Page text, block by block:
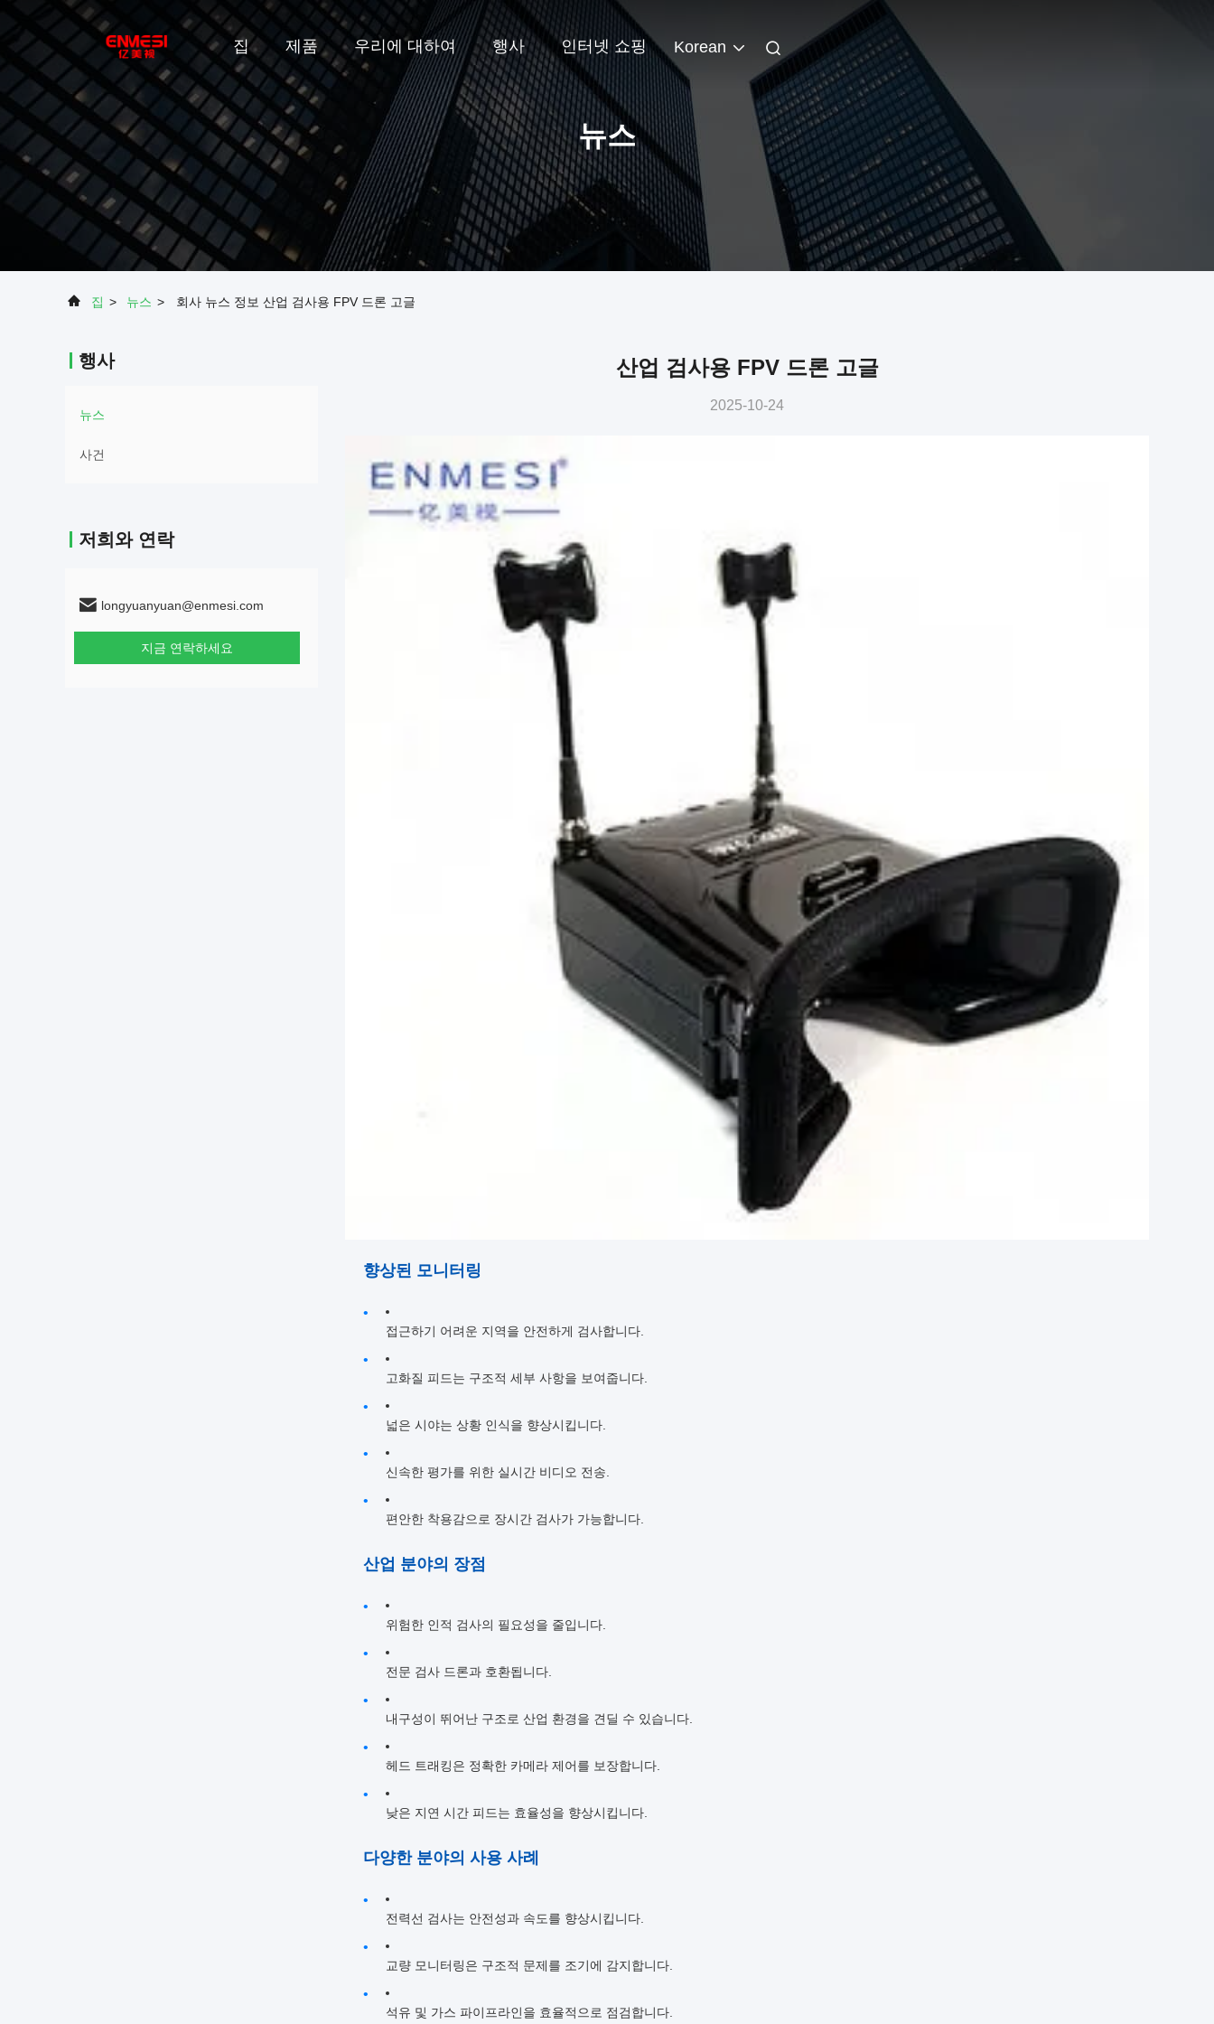
집 제품 우리에 대하여 행사 인터넷 쇼핑 Korean
뉴스
집 > 뉴스 > 회사 뉴스 정보 산업 검사용 FPV 드론 고글
행사
뉴스
사건
저희와 연락
longyuanyuan@enmesi.com
지금 연락하세요
산업 검사용 FPV 드론 고글
2025-10-24
향상된 모니터링
접근하기 어려운 지역을 안전하게 검사합니다.
고화질 피드는 구조적 세부 사항을 보여줍니다.
넓은 시야는 상황 인식을 향상시킵니다.
신속한 평가를 위한 실시간 비디오 전송.
편안한 착용감으로 장시간 검사가 가능합니다.
산업 분야의 장점
위험한 인적 검사의 필요성을 줄입니다.
전문 검사 드론과 호환됩니다.
내구성이 뛰어난 구조로 산업 환경을 견딜 수 있습니다.
헤드 트래킹은 정확한 카메라 제어를 보장합니다.
낮은 지연 시간 피드는 효율성을 향상시킵니다.
다양한 분야의 사용 사례
전력선 검사는 안전성과 속도를 향상시킵니다.
교량 모니터링은 구조적 문제를 조기에 감지합니다.
석유 및 가스 파이프라인을 효율적으로 점검합니다.